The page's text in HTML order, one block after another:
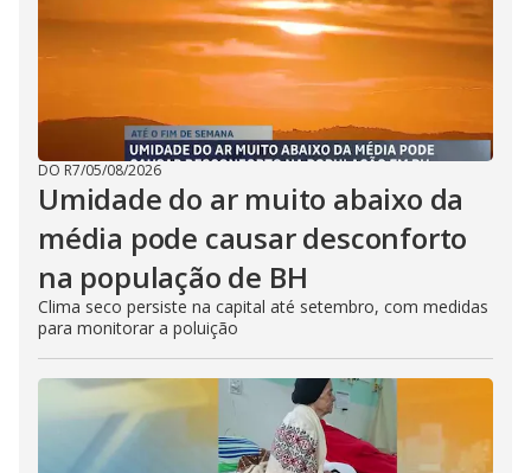
DO R7/05/08/2026
Umidade do ar muito abaixo da
média pode causar desconforto
na população de BH
Clima seco persiste na capital até setembro, com medidas
para monitorar a poluição